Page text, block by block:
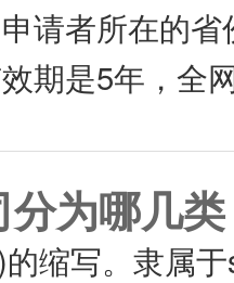
请者所在的
期是5年，全
为哪几类
缩写。隶属